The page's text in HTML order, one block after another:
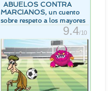
ABUELOS CONTRA
MARCIANOS, un cuento
sobre respeto a los mayores
9.4/10